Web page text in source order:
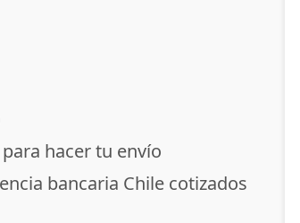
hacer tu envío
bancaria Chile cotizados